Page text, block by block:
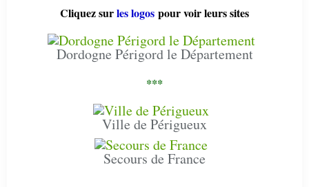
Cliquez surles logos pour voir leurs sites
Dordogne Périgord le Département
***
Ville de Périgueux
Secours de France